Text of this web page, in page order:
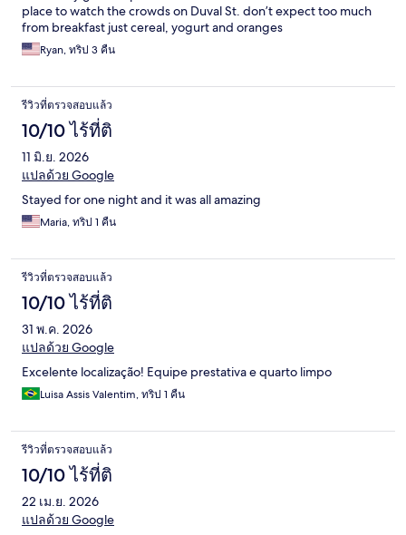
place to watch the crowds on Duval St. don’t expect too much
from breakfast just cereal, yogurt and oranges
Ryan, ทริป 3 คืน
รีวิวที่ตรวจสอบแล้ว
10/10 ไร้ที่ติ
11 มิ.ย. 2026
แปลด้วย Google
Stayed for one night and it was all amazing
Maria, ทริป 1 คืน
รีวิวที่ตรวจสอบแล้ว
10/10 ไร้ที่ติ
31 พ.ค. 2026
แปลด้วย Google
Excelente localização! Equipe prestativa e quarto limpo
Luisa Assis Valentim, ทริป 1 คืน
รีวิวที่ตรวจสอบแล้ว
10/10 ไร้ที่ติ
22 เม.ย. 2026
แปลด้วย Google